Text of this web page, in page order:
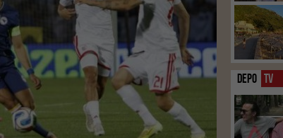
DEPO TV